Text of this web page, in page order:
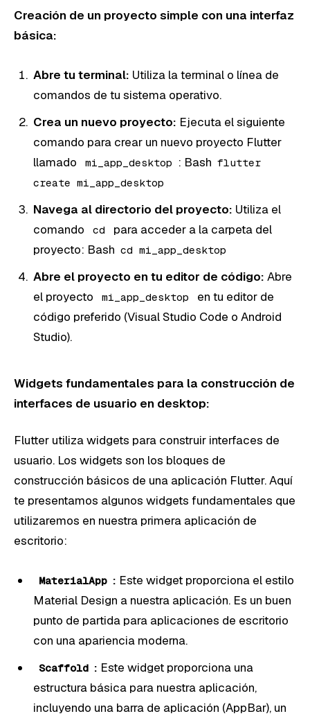
Creación de un proyecto simple con una interfaz
básica:
Abre tu terminal: Utiliza la terminal o línea de
comandos de tu sistema operativo.
Crea un nuevo proyecto: Ejecuta el siguiente
comando para crear un nuevo proyecto Flutter
llamado
mi_app_desktop : Bash flutter
create mi_app_desktop
Navega al directorio del proyecto: Utiliza el
comando
cd
para acceder a la carpeta del
proyecto: Bash cd mi_app_desktop
Abre el proyecto en tu editor de código: Abre
el proyecto
mi_app_desktop
en tu editor de
código preferido (Visual Studio Code o Android
Studio).
Widgets fundamentales para la construcción de
interfaces de usuario en desktop:
Flutter utiliza widgets para construir interfaces de
usuario. Los widgets son los bloques de
construcción básicos de una aplicación Flutter. Aquí
te presentamos algunos widgets fundamentales que
utilizaremos en nuestra primera aplicación de
escritorio:
MaterialApp : Este widget proporciona el estilo
Material Design a nuestra aplicación. Es un buen
punto de partida para aplicaciones de escritorio
con una apariencia moderna.
Scaffold : Este widget proporciona una
estructura básica para nuestra aplicación,
incluyendo una barra de aplicación (AppBar), un